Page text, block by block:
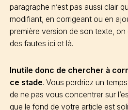
paragraphe n’est pas aussi clair
modifiant, en corrigeant ou en
première version de son texte,
des fautes ici et là.
Inutile donc de chercher à
ce stade. Vous perdriez un
de ne pas vous concentrer sur
que le fond de votre article est